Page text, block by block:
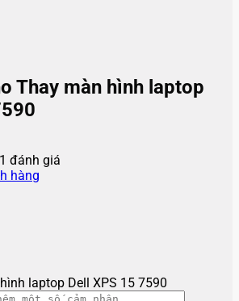
Thay màn hình laptop
1 đánh giá
hàng
laptop Dell XPS 15 7590